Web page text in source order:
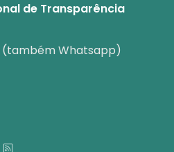
de Transparência
(também Whatsapp)